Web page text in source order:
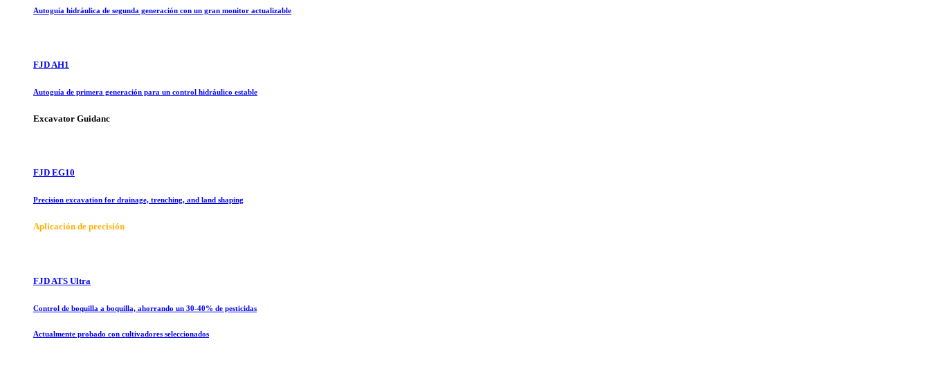
Autoguía hidráulica de segunda generación con un gran monitor actualizable
FJD AH1
Autoguía de primera generación para un control hidráulico estable
Excavator Guidanc
FJD EG10
Precision excavation for drainage, trenching, and land shaping
Aplicación de precisión
FJD ATS Ultra
Control de boquilla a boquilla, ahorrando un 30-40% de pesticidas
Actualmente probado con cultivadores seleccionados